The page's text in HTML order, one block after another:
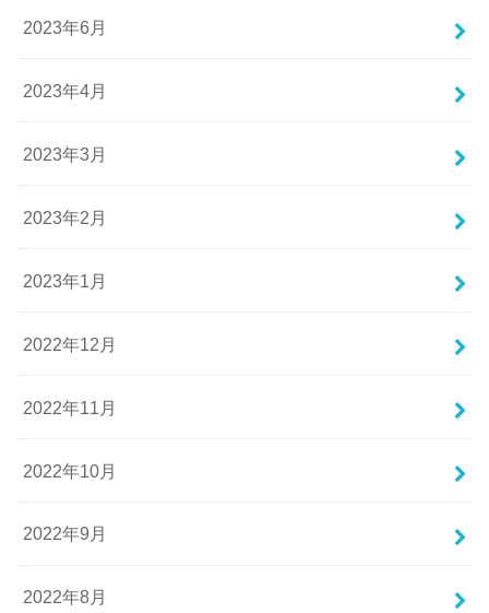
2023年6月
2023年4月
2023年3月
2023年2月
2023年1月
2022年12月
2022年11月
2022年10月
2022年9月
2022年8月